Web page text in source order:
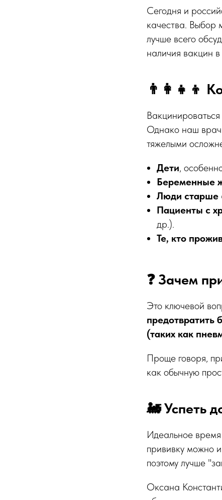
Сегодня и
качества. Выбор
лучше всего
наличия вакцин
👨‍👩‍👧‍👦
Однако наш врач
тяжелыми
Дети,
Беременные
Люди старше
Пациенты с
др.).
Те, кто
❓ Зачем
Это ключевой
предотвратить
(таких как
Проще говоря,
как обычную
🚂 Успеть
Идеальное
прививку можно
поэтому лучше
Оксана